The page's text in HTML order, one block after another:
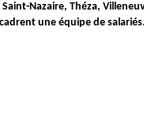
Nazaire, Théza,
une équipe de salariés.